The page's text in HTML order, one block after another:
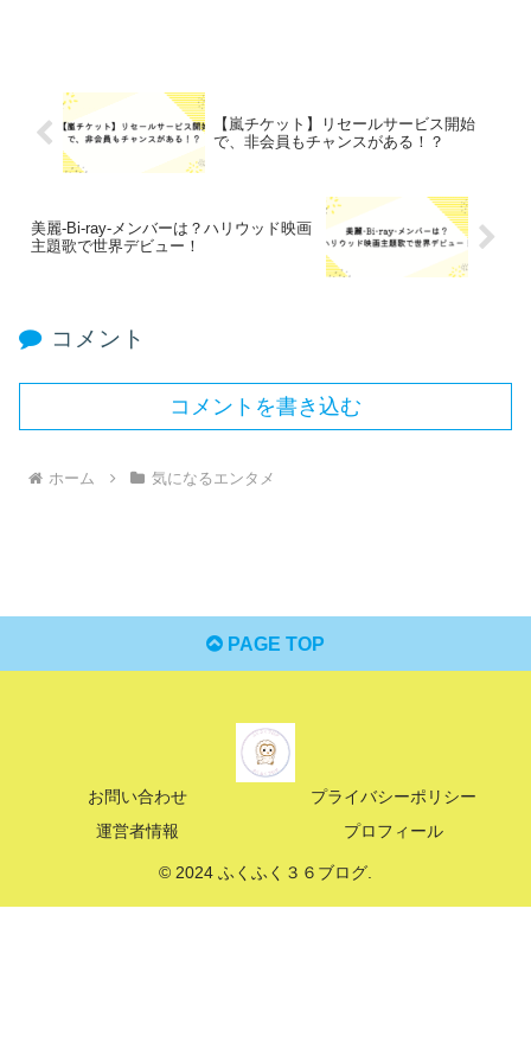
【嵐チケット】リセールサービス開始
で、非会員もチャンスがある！？
美麗-Bi-ray-メンバーは？ハリウッド映画
主題歌で世界デビュー！
コメント
コメントを書き込む
ホーム 気になるエンタメ
PAGE TOP
お問い合わせ
プライバシーポリシー
運営者情報
プロフィール
© 2024 ふくふく３６ブログ.